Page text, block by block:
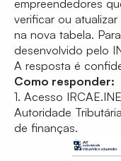
empreendedores
verificar ou
na nova tabela.
desenvolvido pelo
A resposta é
Como responder:
1. Acesso
Autoridade
de finanças.